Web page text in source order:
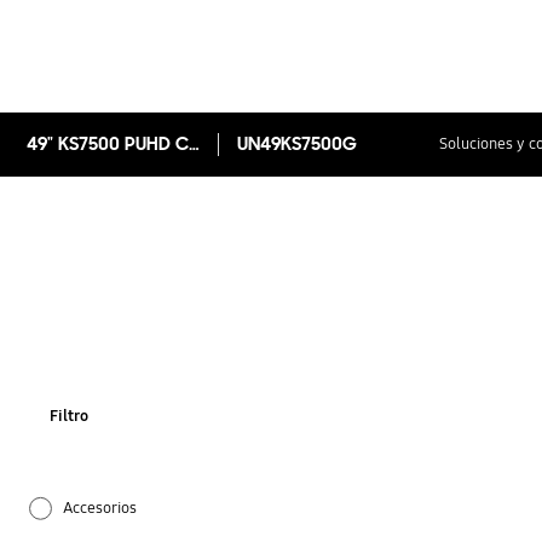
49" KS7500 PUHD Curvo Smart TV 4K 2016 UN49KS7500G Soluciones y
Filtro
Accesorios